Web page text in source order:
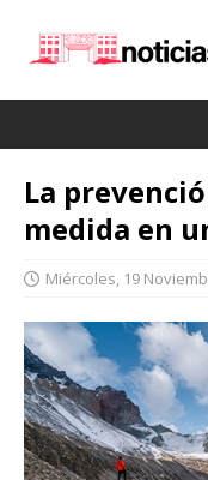
La
medida en
Miércoles, 19